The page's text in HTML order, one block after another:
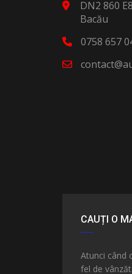
DN2 860
Bacău
0758 657
CAUȚI O
Atunci când
fel de